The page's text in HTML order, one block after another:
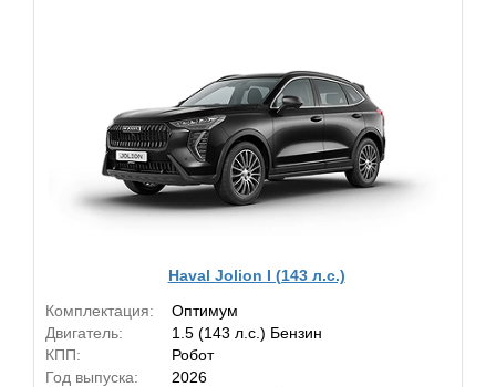
Haval Jolion I (143 л.с.)
Комплектация:
Оптимум
Двигатель:
1.5 (143 л.с.) Бензин
КПП:
Робот
Год выпуска:
2026